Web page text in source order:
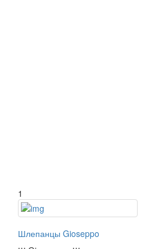
1
Шлепанцы Gioseppo